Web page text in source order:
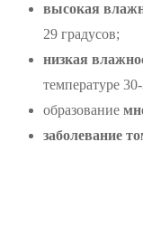
высокая
29 градусов;
низкая
температуре
образование
заболевание